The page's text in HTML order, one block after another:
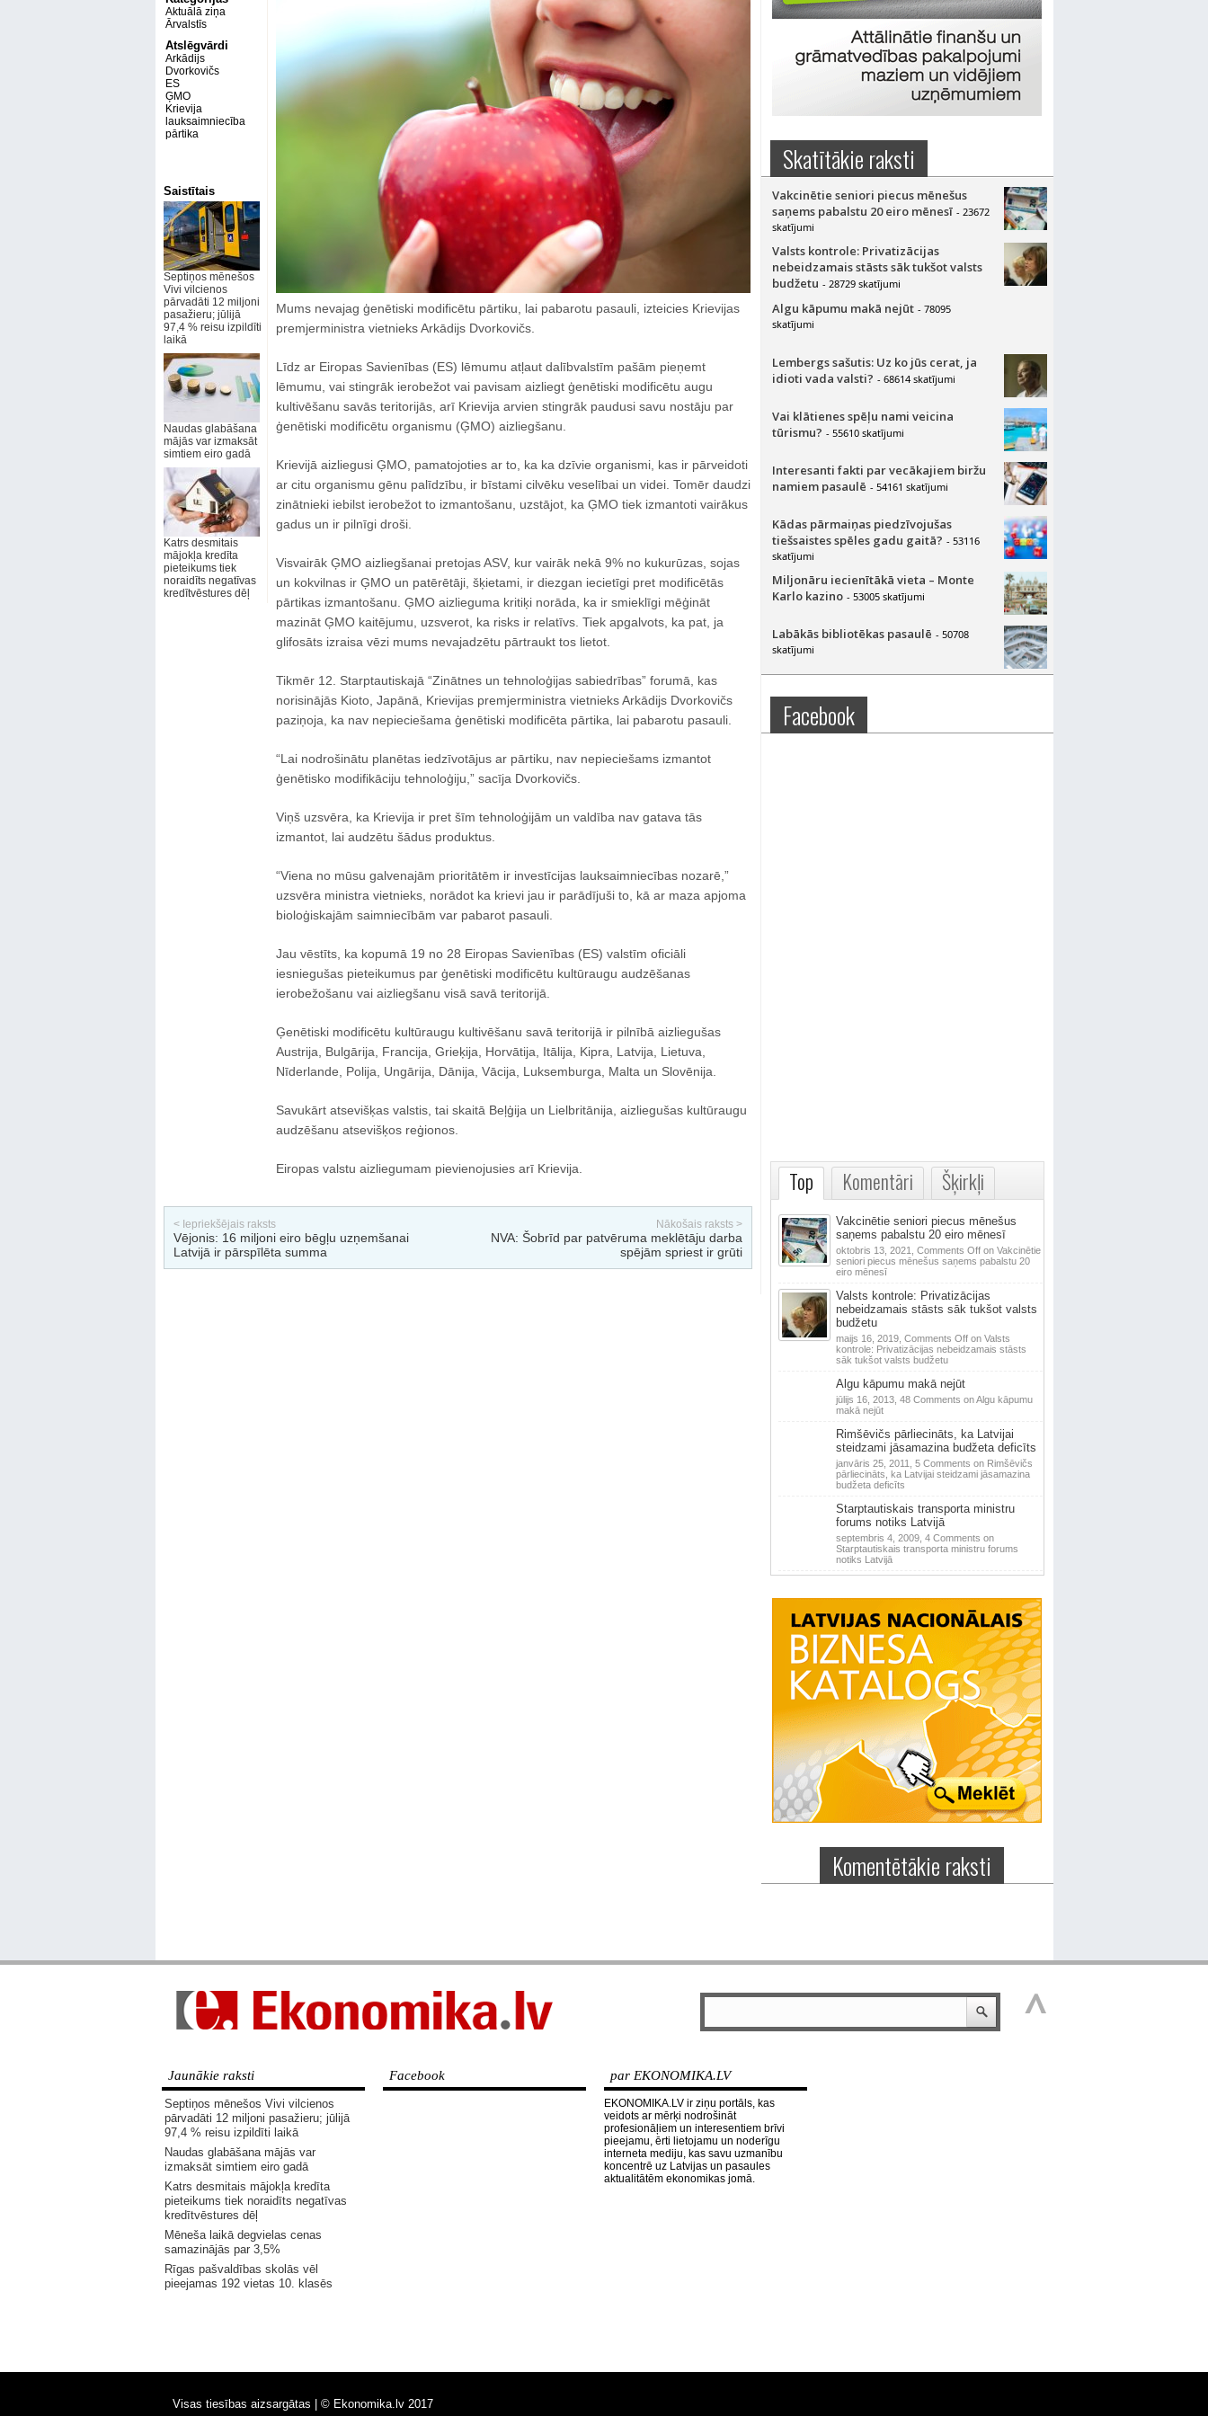
Aktuālā ziņa
Ārvalstīs
Atslēgvārdi
Arkādijs
Dvorkovičs
ES
ĢMO
Krievija
lauksaimniecība
pārtika
Saistītais
Septiņos mēnešos
Vivi vilcienos
pārvadāti 12 miljoni
pasažieru; jūlijā
97,4 % reisu izpildīti
laikā
Naudas glabāšana
mājās var izmaksāt
simtiem eiro gadā
Katrs desmitais
mājokļa kredīta
pieteikums tiek
noraidīts negatīvas
kredītvēstures dēļ
Mums nevajag ģenētiski modificētu pārtiku, lai pabarotu pasauli, izteicies Krievijas
premjerministra vietnieks Arkādijs Dvorkovičs.
Līdz ar Eiropas Savienības (ES) lēmumu atļaut dalībvalstīm pašām pieņemt
lēmumu, vai stingrāk ierobežot vai pavisam aizliegt ģenētiski modificētu augu
kultivēšanu savās teritorijās, arī Krievija arvien stingrāk paudusi savu nostāju par
ģenētiski modificētu organismu (ĢMO) aizliegšanu.
Krievijā aizliegusi ĢMO, pamatojoties ar to, ka ka dzīvie organismi, kas ir pārveidoti
ar citu organismu gēnu palīdzību, ir bīstami cilvēku veselībai un videi. Tomēr daudzi
zinātnieki iebilst ierobežot to izmantošanu, uzstājot, ka ĢMO tiek izmantoti vairākus
gadus un ir pilnīgi droši.
Visvairāk ĢMO aizliegšanai pretojas ASV, kur vairāk nekā 9% no kukurūzas, sojas
un kokvilnas ir ĢMO un patērētāji, šķietami, ir diezgan iecietīgi pret modificētās
pārtikas izmantošanu. ĢMO aizlieguma kritiķi norāda, ka ir smieklīgi mēģināt
mazināt ĢMO kaitējumu, uzsverot, ka risks ir relatīvs. Tiek apgalvots, ka pat, ja
glifosāts izraisa vēzi mums nevajadzētu pārtraukt tos lietot.
Tikmēr 12. Starptautiskajā “Zinātnes un tehnoloģijas sabiedrības” forumā, kas
norisinājās Kioto, Japānā, Krievijas premjerministra vietnieks Arkādijs Dvorkovičs
paziņoja, ka nav nepieciešama ģenētiski modificēta pārtika, lai pabarotu pasauli.
“Lai nodrošinātu planētas iedzīvotājus ar pārtiku, nav nepieciešams izmantot
ģenētisko modifikāciju tehnoloģiju,” sacīja Dvorkovičs.
Viņš uzsvēra, ka Krievija ir pret šīm tehnoloģijām un valdība nav gatava tās
izmantot, lai audzētu šādus produktus.
“Viena no mūsu galvenajām prioritātēm ir investīcijas lauksaimniecības nozarē,”
uzsvēra ministra vietnieks, norādot ka krievi jau ir parādījuši to, kā ar maza apjoma
bioloģiskajām saimniecībām var pabarot pasauli.
Jau vēstīts, ka kopumā 19 no 28 Eiropas Savienības (ES) valstīm oficiāli
iesniegušas pieteikumus par ģenētiski modificētu kultūraugu audzēšanas
ierobežošanu vai aizliegšanu visā savā teritorijā.
Ģenētiski modificētu kultūraugu kultivēšanu savā teritorijā ir pilnībā aizliegušas
Austrija, Bulgārija, Francija, Grieķija, Horvātija, Itālija, Kipra, Latvija, Lietuva,
Nīderlande, Polija, Ungārija, Dānija, Vācija, Luksemburga, Malta un Slovēnija.
Savukārt atsevišķas valstis, tai skaitā Beļģija un Lielbritānija, aizliegušas kultūraugu
audzēšanu atsevišķos reģionos.
Eiropas valstu aizliegumam pievienojusies arī Krievija.
< Iepriekšējais raksts
Vējonis: 16 miljoni eiro bēgļu uzņemšanai
Latvijā ir pārspīlēta summa
Nākošais raksts >
NVA: Šobrīd par patvēruma meklētāju darba
spējām spriest ir grūti
Skatītākie raksti
Vakcinētie seniori piecus mēnešus
saņems pabalstu 20 eiro mēnesī - 23672
skatījumi
Valsts kontrole: Privatizācijas
nebeidzamais stāsts sāk tukšot valsts
budžetu - 28729 skatījumi
Algu kāpumu makā nejūt - 78095
skatījumi
Lembergs sašutis: Uz ko jūs cerat, ja
idioti vada valsti? - 68614 skatījumi
Vai klātienes spēļu nami veicina
tūrismu? - 55610 skatījumi
Interesanti fakti par vecākajiem biržu
namiem pasaulē - 54161 skatījumi
Kādas pārmaiņas piedzīvojušas
tiešsaistes spēles gadu gaitā? - 53116
skatījumi
Miljonāru iecienītākā vieta – Monte
Karlo kazino - 53005 skatījumi
Labākās bibliotēkas pasaulē - 50708
skatījumi
Facebook
Top Komentāri Šķirkļi
Vakcinētie seniori piecus mēnešus
saņems pabalstu 20 eiro mēnesī
oktobris 13, 2021, Comments Offon Vakcinētie
seniori piecus mēnešus saņems pabalstu 20
eiro mēnesī
Valsts kontrole: Privatizācijas
nebeidzamais stāsts sāk tukšot valsts
budžetu
maijs 16, 2019, Comments Offon Valsts
kontrole: Privatizācijas nebeidzamais stāsts
sāk tukšot valsts budžetu
Algu kāpumu makā nejūt
jūlijs 16, 2013, 48 Comments on Algu kāpumu
makā nejūt
Rimšēvičs pārliecināts, ka Latvijai
steidzami jāsamazina budžeta deficīts
janvāris 25, 2011, 5 Comments on Rimšēvičs
pārliecināts, ka Latvijai steidzami jāsamazina
budžeta deficīts
Starptautiskais transporta ministru
forums notiks Latvijā
septembris 4, 2009, 4 Comments on
Starptautiskais transporta ministru forums
notiks Latvijā
Komentētākie raksti
Jaunākie raksti
Septiņos mēnešos Vivi vilcienos
pārvadāti 12 miljoni pasažieru; jūlijā
97,4 % reisu izpildīti laikā
Naudas glabāšana mājās var
izmaksāt simtiem eiro gadā
Katrs desmitais mājokļa kredīta
pieteikums tiek noraidīts negatīvas
kredītvēstures dēļ
Mēneša laikā degvielas cenas
samazinājās par 3,5%
Rīgas pašvaldības skolās vēl
pieejamas 192 vietas 10. klasēs
Facebook par EKONOMIKA.LV
EKONOMIKA.LV ir ziņu portāls, kas
veidots ar mērķi nodrošināt
profesionāļiem un interesentiem brīvi
pieejamu, ērti lietojamu un noderīgu
interneta mediju, kas savu uzmanību
koncentrē uz Latvijas un pasaules
aktualitātēm ekonomikas jomā.
Visas tiesības aizsargātas | © Ekonomika.lv 2017